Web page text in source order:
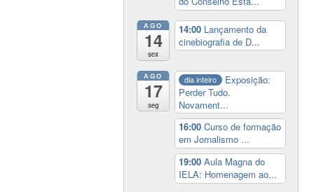
AGO
14
sex
14:00 Lançamento da
cinebiografia de D...
AGO
17
seg
dia inteiro
Exposição:
Perder Tudo.
Novament...
16:00Curso de formação
em Jornalismo ...
19:00Aula Magna do
IELA: Homenagem ao...